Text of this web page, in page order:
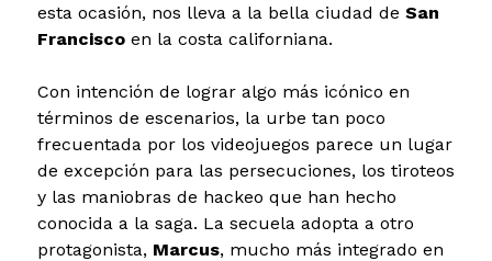
esta ocasión, nos lleva a la bella ciudad de San
Franciscoen la costa californiana.
Con intención de lograr algo más icónico en
términos de escenarios, la urbe tan poco
frecuentada por los videojuegos parece un lugar
de excepción para las persecuciones, los tiroteos
y las maniobras de hackeo que han hecho
conocida a la saga. La secuela adopta a otro
protagonista, Marcus, mucho más integrado en